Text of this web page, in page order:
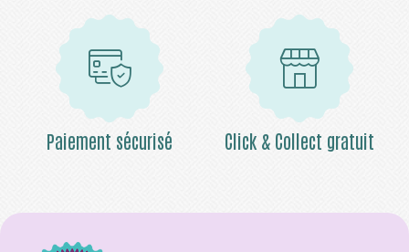
Paiement sécurisé Click & Collect gratuit